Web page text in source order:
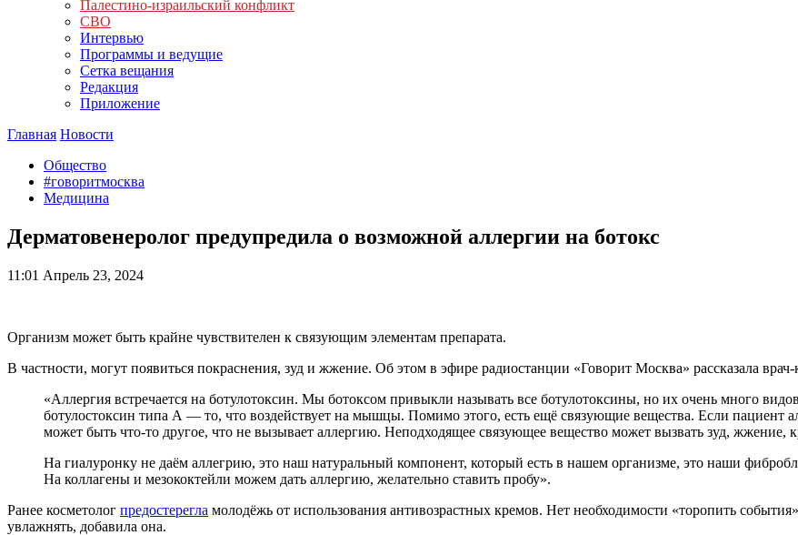
Палестино-израильский конфликт
СВО
Интервью
Программы и ведущие
Сетка вещания
Редакция
Приложение
Главная Новости
Общество
#говоритмосква
Медицина
Дерматовенеролог предупредила о возможной аллергии на ботокс
11:01 Апрель 23, 2024
Организм может быть крайне чувствителен к связующим элементам препарата.
В частности, могут появиться покраснения, зуд и жжение. Об этом в эфире радиостанции «Говорит Москва» рассказала
«Аллергия встречается на ботулотоксин. Мы ботоксом привыкли называть все ботулотоксины, но их очень много
ботулостоксин типа А — то, что воздействует на мышцы. Помимо этого, есть ещё связующие вещества. Если пациент
может быть что-то другое, что не вызывает аллергию. Неподходящее связующее вещество может вызвать зуд, жжение,
На гиалуронку не даём аллегрию, это наш натуральный компонент, который есть в нашем организме, это наши
На коллагены и мезококтейли можем дать аллергию, желательно ставить пробу».
Ранее косметолог предостерегла молодёжь от использования антивозрастных кремов. Нет необходимости «торопить
увлажнять, добавила она.